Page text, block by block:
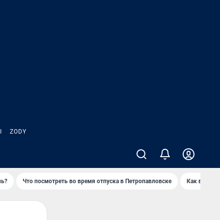
ZODY
Что посмотреть во время отпуска в Петропавловске Как